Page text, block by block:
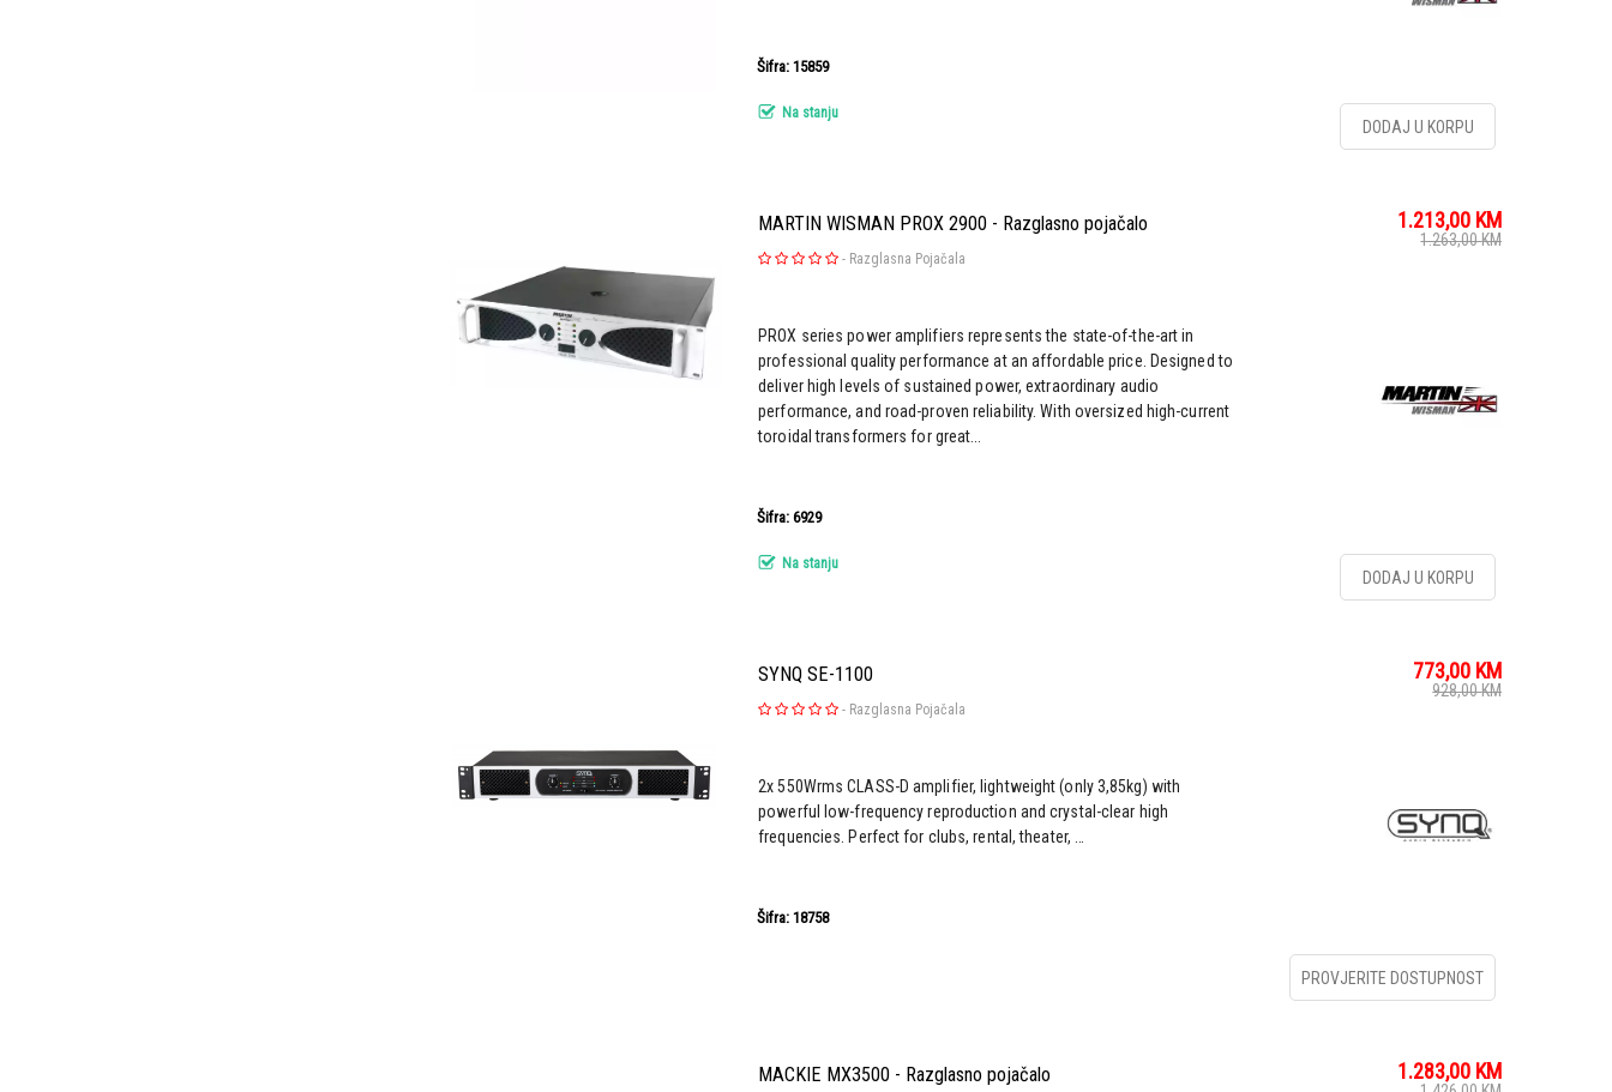
Šifra: 15859
Na stanju
DODAJ U KORPU
MARTIN WISMAN PROX 2900 - Razglasno pojačalo
- Razglasna Pojačala
1.213,00 KM
1.263,00KM
PROX series power amplifiers represents the state-of-the-art in
professional quality performance at an affordable price. Designed to
deliver high levels of sustained power, extraordinary audio
performance, and road-proven reliability. With oversized high-current
toroidal transformers for great...
Šifra: 6929
Na stanju
DODAJ U KORPU
SYNQ SE-1100
- Razglasna Pojačala
773,00 KM
928,00KM
2x 550Wrms CLASS-D amplifier, lightweight (only 3,85kg) with
powerful low-frequency reproduction and crystal-clear high
frequencies. Perfect for clubs, rental, theater, …
Šifra: 18758
PROVJERITE DOSTUPNOST
MACKIE MX3500 - Razglasno pojačalo 1.283,00 KM